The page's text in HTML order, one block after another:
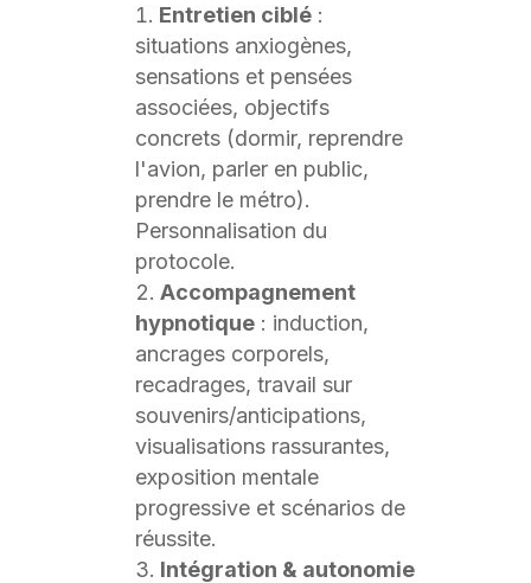
Entretien ciblé:
situations anxiogènes,
sensations et pensées
associées, objectifs
concrets (dormir, reprendre
l'avion, parler en public,
prendre le métro).
Personnalisation du
protocole.
Accompagnement
hypnotique: induction,
ancrages corporels,
recadrages, travail sur
souvenirs/anticipations,
visualisations rassurantes,
exposition mentale
progressive et scénarios de
réussite.
Intégration & autonomie